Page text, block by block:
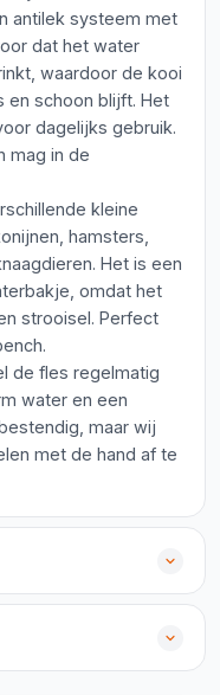
antilek systeem met
dat het water
waardoor de kooi
en schoon blijft. Het
dagelijks gebruik.
mag in de
kleine
hamsters,
Het is een
omdat het
strooisel. Perfect
de fles regelmatig
water en een
maar wij
met de hand af te